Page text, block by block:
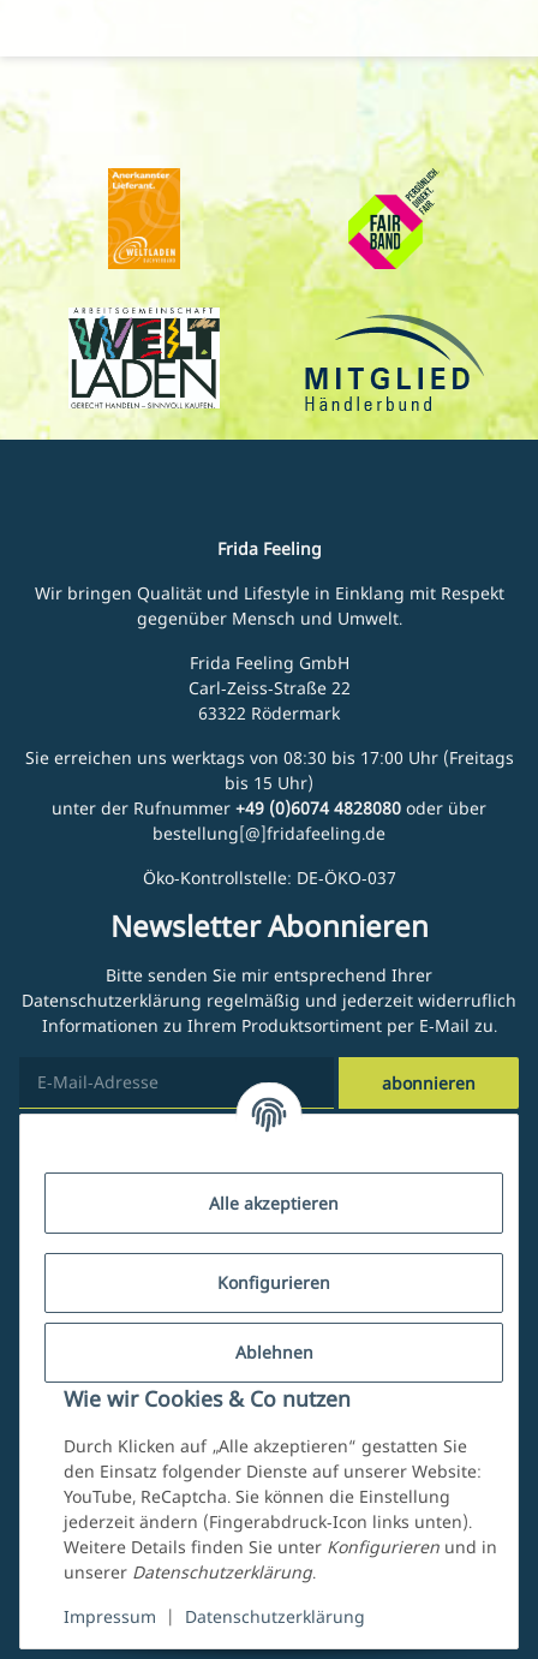
Alle akzeptieren
Konfigurieren
Ablehnen
Wie wir Cookies & Co nutzen
Durch Klicken auf „Alle akzeptieren“ gestatten Sie
den Einsatz folgender Dienste auf unserer Website:
YouTube, ReCaptcha. Sie können die Einstellung
jederzeit ändern (Fingerabdruck-Icon links unten).
Weitere Details finden Sie unter Konfigurieren und in
unserer Datenschutzerklärung.
Impressum
| Datenschutzerklärung
Frida Feeling
Wir bringen Qualität und Lifestyle in Einklang mit Respekt
gegenüber Mensch und Umwelt.
Frida Feeling GmbH
Carl-Zeiss-Straße 22
63322 Rödermark
Sie erreichen uns werktags von 08:30 bis 17:00 Uhr (Freitags
bis 15 Uhr)
unter der Rufnummer +49 (0)6074 4828080 oder über
bestellung[@]fridafeeling.de
Öko-Kontrollstelle: DE-ÖKO-037
Newsletter Abonnieren
Bitte senden Sie mir entsprechend Ihrer
Datenschutzerklärung regelmäßig und jederzeit widerruflich
Informationen zu Ihrem Produktsortiment per E-Mail zu.
abonnieren
Vertrag widerrufen